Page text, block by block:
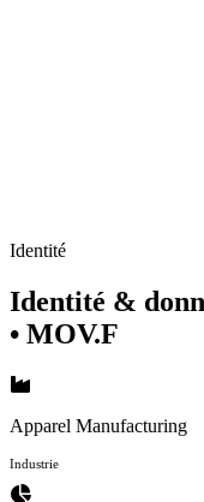
Identité
Identité &
• MOV.F
Apparel Manufacturing
Industrie